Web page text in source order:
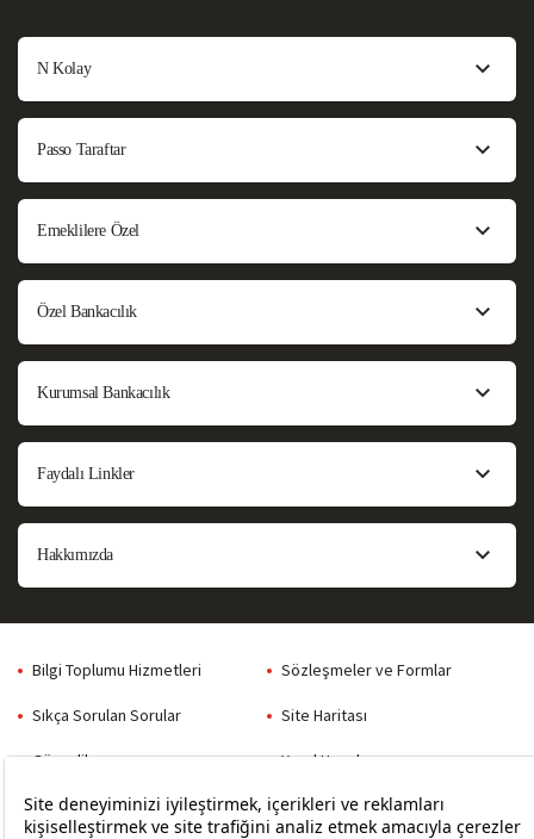
N Kolay
Passo Taraftar
Emeklilere Özel
Özel Bankacılık
Kurumsal Bankacılık
Faydalı Linkler
Hakkımızda
Bilgi Toplumu Hizmetleri Sözleşmeler ve Formlar
Sıkça Sorulan Sorular Site Haritası
Güvenlik Yasal Uyarılar